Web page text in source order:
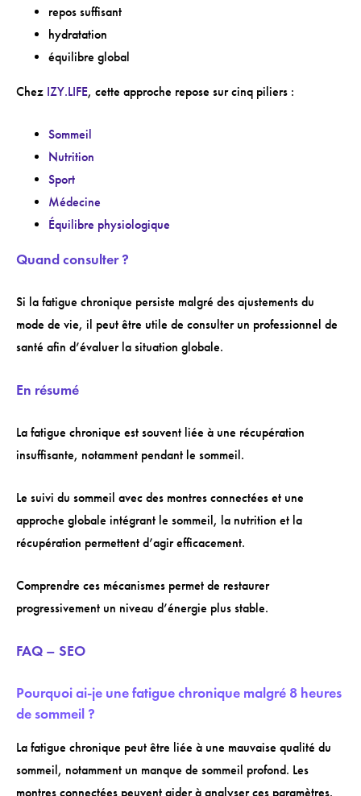
repos suffisant
hydratation
équilibre global
Chez IZY.LIFE, cette approche repose sur cinq piliers :
Sommeil
Nutrition
Sport
Médecine
Équilibre physiologique
Quand consulter ?
Si la fatigue chronique persiste malgré des ajustements du
mode de vie, il peut être utile de consulter un professionnel de
santé afin d’évaluer la situation globale.
En résumé
La fatigue chronique est souvent liée à une récupération
insuffisante, notamment pendant le sommeil.
Le suivi du sommeil avec des montres connectées et une
approche globale intégrant le sommeil, la nutrition et la
récupération permettent d’agir efficacement.
Comprendre ces mécanismes permet de restaurer
progressivement un niveau d’énergie plus stable.
FAQ – SEO
Pourquoi ai-je une fatigue chronique malgré 8 heures
de sommeil ?
La fatigue chronique peut être liée à une mauvaise qualité du
sommeil, notamment un manque de sommeil profond. Les
montres connectées peuvent aider à analyser ces paramètres.